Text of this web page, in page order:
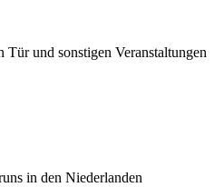
und sonstigen Veranstaltungen
in den Niederlanden